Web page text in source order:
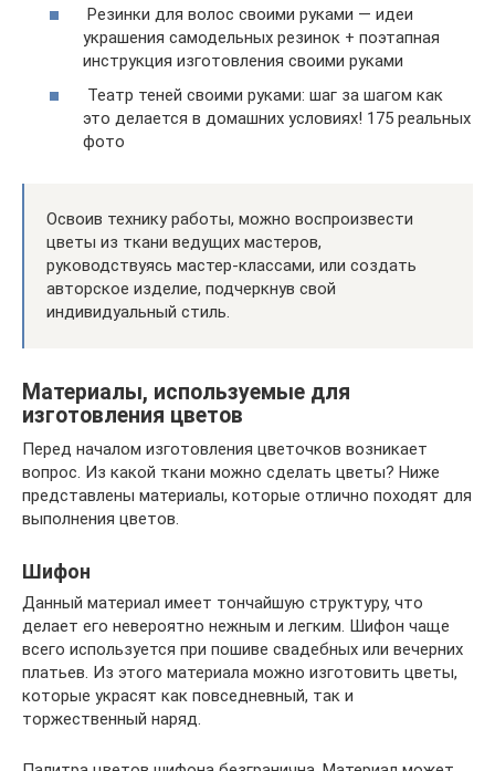
Резинки для волос своими руками — идеи
украшения самодельных резинок + поэтапная
инструкция изготовления своими руками
Театр теней своими руками: шаг за шагом как
это делается в домашних условиях! 175 реальных
фото
Освоив технику работы, можно воспроизвести
цветы из ткани ведущих мастеров,
руководствуясь мастер-классами, или создать
авторское изделие, подчеркнув свой
индивидуальный стиль.
Материалы, используемые для
изготовления цветов
Перед началом изготовления цветочков возникает
вопрос. Из какой ткани можно сделать цветы? Ниже
представлены материалы, которые отлично походят для
выполнения цветов.
Шифон
Данный материал имеет тончайшую структуру, что
делает его невероятно нежным и легким. Шифон чаще
всего используется при пошиве свадебных или вечерних
платьев. Из этого материала можно изготовить цветы,
которые украсят как повседневный, так и
торжественный наряд.